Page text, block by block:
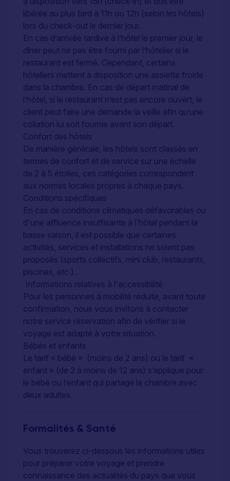
libérée au plus tard à 11h ou 12h (selon les hôtels)
lors du check-out le dernier jour.
En cas d’arrivée tardive à l’hôtel le premier jour, le
dîner peut ne pas être fourni par l’hôtelier si le
restaurant est fermé. Cependant, certains
hôteliers mettent à disposition une assiette froide
dans la chambre. En cas de départ matinal de
l’hôtel, si le restaurant n’est pas encore ouvert, le
client peut faire une demande la veille afin qu’une
collation lui soit fournie avant son départ.
Confort des hôtels
De manière générale, les hôtels sont classés en
termes de confort et de service sur une échelle
de 2 à 5 étoiles, ces catégories correspondent
aux normes locales propres à chaque pays.
Conditions spécifiques
En cas de conditions climatiques défavorables ou
d'une affluence insuffisante à l'hôtel pendant la
basse saison, il est possible que certaines
activités, services et installations ne soient pas
proposés (sports collectifs, mini club, restaurants,
piscines, etc.).
Informations relatives à l'accessibilité
Pour les personnes à mobilité réduite, avant toute
confirmation, nous vous invitons à contacter
notre service réservation afin de vérifier si le
voyage est adapté à votre situation.
Bébés et enfants
Le tarif « bébé » (moins de 2 ans) ou le tarif «
enfant » (de 2 à moins de 12 ans) s’applique pour
le bébé ou l’enfant qui partage la chambre avec
deux adultes.
Formalités & Santé
Vous trouverez ci-dessous les informations utiles
pour préparer votre voyage et prendre
connaissance des actualités du pays que vous